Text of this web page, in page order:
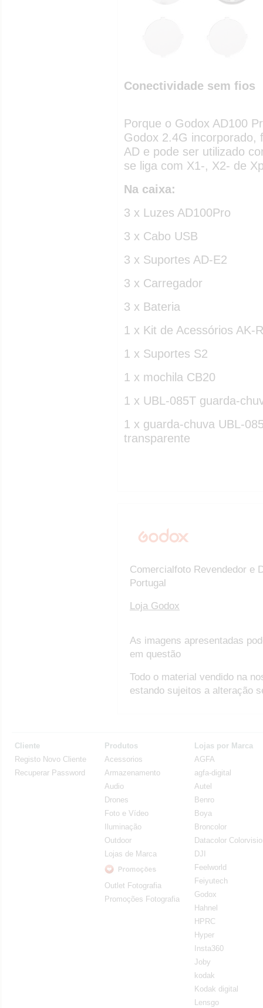
Conectividade sem fios
Porque o Godox AD100
Godox 2.4G incorporado,
AD e pode ser utilizado
se liga com X1-, X2- de
Na caixa:
3 x Luzes AD100Pro
3 x Cabo USB
3 x Suportes AD-E2
3 x Carregador
3 x Bateria
1 x Kit de Acessórios AK-
1 x Suportes S2
1 x mochila CB20
1 x UBL-085T guarda-
1 x guarda-chuva UBL-
transparente
Comercialfoto Revendedor e
Portugal
Loja Godox
As imagens apresentadas
em questão
Todo o material vendido na
estando sujeitos a alteração
Cliente
Registo Novo Cliente
Recuperar Password
Produtos
Acessorios
Armazenamento
Audio
Drones
Foto e Vídeo
Iluminação
Outdoor
Lojas de Marca
Outlet Fotografia
Promoções Fotografia
Lojas por Marca
AGFA
agfa-digital
Autel
Benro
Boya
Broncolor
Datacolor
DJI
Feelworld
Feiyutech
Godox
Hahnel
HPRC
Hyper
Insta360
Joby
kodak
Kodak digital
Lensgo